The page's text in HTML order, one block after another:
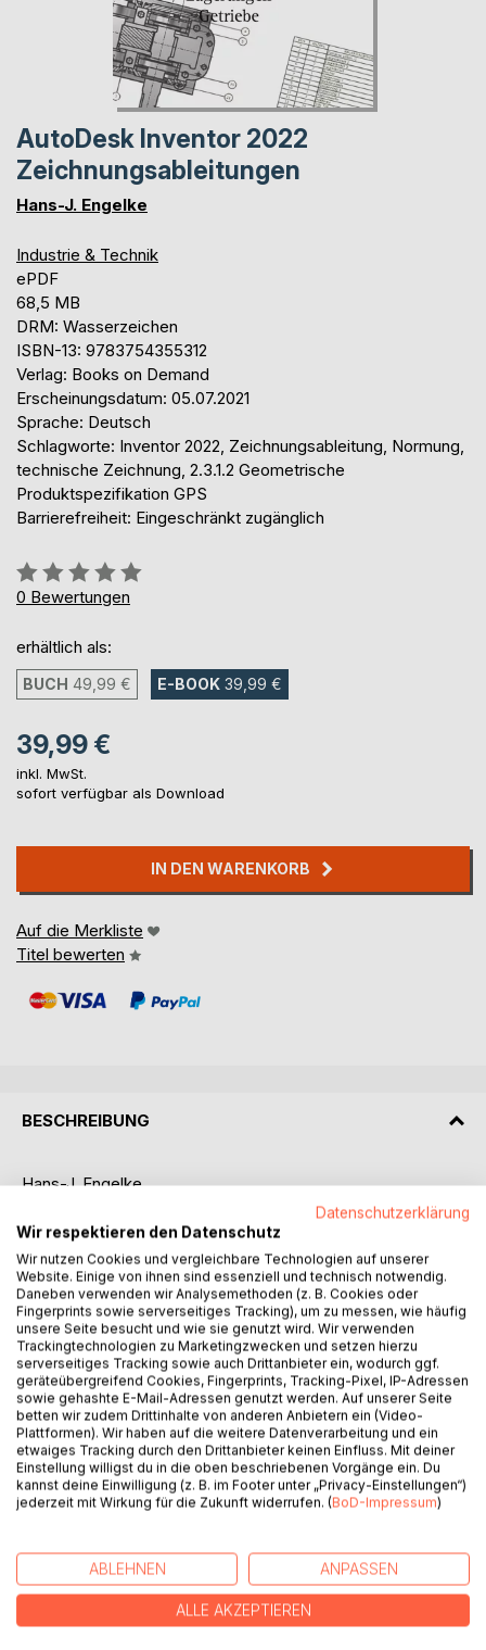
AutoDesk Inventor 2022
Zeichnungsableitungen
Hans-J. Engelke
Industrie & Technik
ePDF
68,5 MB
DRM: Wasserzeichen
ISBN-13: 9783754355312
Verlag: Books on Demand
Erscheinungsdatum: 05.07.2021
Sprache: Deutsch
Schlagworte: Inventor 2022, Zeichnungsableitung, Normung,
technische Zeichnung, 2.3.1.2 Geometrische
Produktspezifikation GPS
Barrierefreiheit: Eingeschränkt zugänglich
Bewertung::
0%
0 Bewertungen
erhältlich als:
BUCH 49,99 € E-BOOK 39,99 €
39,99 €
inkl. MwSt.
sofort verfügbar als Download
IN DEN WARENKORB
Auf die Merkliste
Titel bewerten
BESCHREIBUNG
Hans-J. Engelke
Inventor 2022®
Zeichnungsableitungen
ISBN 9783753472126
Eine technische Zeichnung ist ein Kommunikationsmittel,
das zum eindeutigen Informationsaustausch in
unterschiedlichen Anwendungsbereichen dient.
Deshalb ist das Ableiten von 2D-Zeichnungen im Zeitalter
der 3D-CAD-Technik immer noch ein wichtiger Schritt.
Bei der Erstellung einer Zeichnung ist immer zu beachten,
dass später sämtliche Funktionen und Eigenschaften des
3D-Modells erkennbar und eindeutig sind.
Dementsprechend kann die normgerechte
Arbeit sein. Dies gilt vor allem für komplexe Geometrien
oder Baugruppen.
Dennoch ist die korrekte und gewissenhaft erstellte
Zeichnung unerlässlich, da in der Zeichnung nicht
Datenschutzerklärung
Wir respektieren den Datenschutz
Wir nutzen Cookies und vergleichbare Technologien auf unserer
Website. Einige von ihnen sind essenziell und technisch notwendig.
Daneben verwenden wir Analysemethoden (z. B. Cookies oder
Fingerprints sowie serverseitiges Tracking), um zu messen, wie häufig
unsere Seite besucht und wie sie genutzt wird. Wir verwenden
Trackingtechnologien zu Marketingzwecken und setzen hierzu
serverseitiges Tracking sowie auch Drittanbieter ein, wodurch ggf.
geräteübergreifend Cookies, Fingerprints, Tracking-Pixel, IP-Adressen
sowie gehashte E-Mail-Adressen genutzt werden. Auf unserer Seite
betten wir zudem Drittinhalte von anderen Anbietern ein (Video-
Plattformen). Wir haben auf die weitere Datenverarbeitung und ein
etwaiges Tracking durch den Drittanbieter keinen Einfluss. Mit deiner
Einstellung willigst du in die oben beschriebenen Vorgänge ein. Du
kannst deine Einwilligung (z. B. im Footer unter „Privacy-Einstellungen“)
jederzeit mit Wirkung für die Zukunft widerrufen. (BoD-Impressum)
ABLEHNEN ANPASSEN
ALLE AKZEPTIEREN